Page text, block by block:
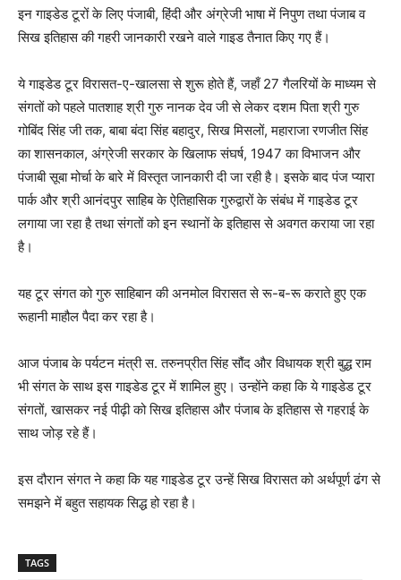
इन गाइडेड टूरों के लिए पंजाबी, हिंदी और अंग्रेजी भाषा में निपुण तथा पंजाब व
सिख इतिहास की गहरी जानकारी रखने वाले गाइड तैनात किए गए हैं।
ये गाइडेड टूर विरासत-ए-खालसा से शुरू होते हैं, जहाँ 27 गैलरियों के माध्यम से
संगतों को पहले पातशाह श्री गुरु नानक देव जी से लेकर दशम पिता श्री गुरु
गोबिंद सिंह जी तक, बाबा बंदा सिंह बहादुर, सिख मिसलों, महाराजा रणजीत सिंह
का शासनकाल, अंग्रेजी सरकार के खिलाफ संघर्ष, 1947 का विभाजन और
पंजाबी सूबा मोर्चा के बारे में विस्तृत जानकारी दी जा रही है। इसके बाद पंज प्यारा
पार्क और श्री आनंदपुर साहिब के ऐतिहासिक गुरुद्वारों के संबंध में गाइडेड टूर
लगाया जा रहा है तथा संगतों को इन स्थानों के इतिहास से अवगत कराया जा रहा
है।
यह टूर संगत को गुरु साहिबान की अनमोल विरासत से रू-ब-रू कराते हुए एक
रूहानी माहौल पैदा कर रहा है।
आज पंजाब के पर्यटन मंत्री स. तरुनप्रीत सिंह सौंद और विधायक श्री बुद्ध राम
भी संगत के साथ इस गाइडेड टूर में शामिल हुए। उन्होंने कहा कि ये गाइडेड टूर
संगतों, खासकर नई पीढ़ी को सिख इतिहास और पंजाब के इतिहास से गहराई के
साथ जोड़ रहे हैं।
इस दौरान संगत ने कहा कि यह गाइडेड टूर उन्हें सिख विरासत को अर्थपूर्ण ढंग से
समझने में बहुत सहायक सिद्ध हो रहा है।
TAGS